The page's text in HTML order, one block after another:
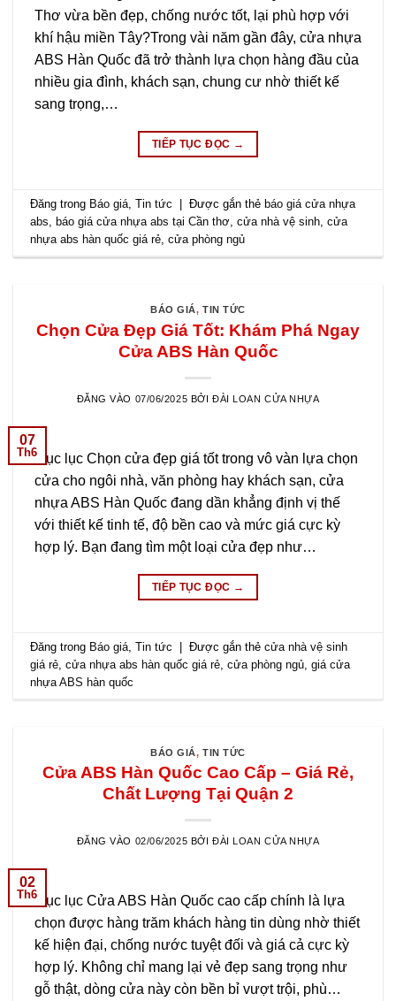
Thơ vừa bền đẹp, chống nước tốt, lại phù hợp với
khí hậu miền Tây?Trong vài năm gần đây, cửa nhựa
ABS Hàn Quốc đã trở thành lựa chọn hàng đầu của
nhiều gia đình, khách sạn, chung cư nhờ thiết kế
sang trọng,…
TIẾP TỤC ĐỌC →
Đăng trong Báo giá,Tin tức Được gắn thẻ báo giá cửa nhựa
abs, báo giá cửa nhựa abs tại Cần thơ,cửa nhà vệ sinh,cửa
nhựa abs hàn quốc giá rẻ,cửa phòng ngủ
BÁO GIÁ,TIN TỨC
Chọn Cửa Đẹp Giá Tốt: Khám Phá Ngay
Cửa ABS Hàn Quốc
ĐĂNG VÀO 07/06/2025 BỞI ĐÀI LOAN CỬA NHỰA
07
Th6Mục lục Chọn cửa đẹp giá tốt trong vô vàn lựa chọn
cửa cho ngôi nhà, văn phòng hay khách sạn, cửa
nhựa ABS Hàn Quốc đang dần khẳng định vị thế
với thiết kế tinh tế, độ bền cao và mức giá cực kỳ
hợp lý. Bạn đang tìm một loại cửa đẹp như…
TIẾP TỤC ĐỌC →
Đăng trong Báo giá ,Tin tức Được gắn thẻcửa nhà vệ sinh
giá rẻ ,cửa nhựa abs hàn quốc giá rẻ ,cửa phòng ngủ ,giá cửa
nhựa ABS hàn quốc
BÁO GIÁ,TIN TỨC
Cửa ABS Hàn Quốc Cao Cấp – Giá Rẻ,
Chất Lượng Tại Quận 2
ĐĂNG VÀO 02/06/2025 BỞI ĐÀI LOAN CỬA NHỰA
02
Th6Mục lục Cửa ABS Hàn Quốc cao cấp chính là lựa
chọn được hàng trăm khách hàng tin dùng nhờ thiết
kế hiện đại, chống nước tuyệt đối và giá cả cực kỳ
hợp lý. Không chỉ mang lại vẻ đẹp sang trọng như
gỗ thật, dòng cửa này còn bền bỉ vượt trội, phù…